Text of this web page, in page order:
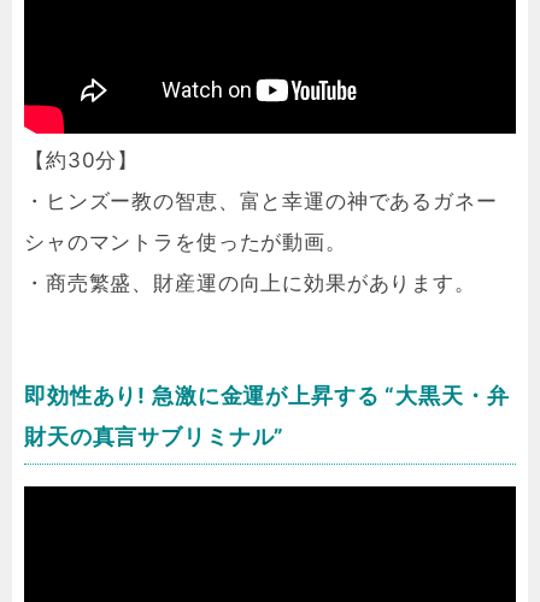
【約30分】
・ヒンズー教の智恵、富と幸運の神であるガネー
シャのマントラを使ったが動画。
・商売繁盛、財産運の向上に効果があります。
即効性あり! 急激に金運が上昇する “大黒天・弁
財天の真言サブリミナル”